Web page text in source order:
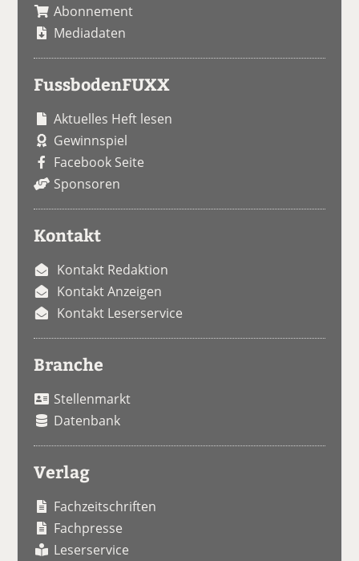
Abonnement
Mediadaten
FussbodenFUXX
Aktuelles Heft lesen
Gewinnspiel
Facebook Seite
Sponsoren
Kontakt
Kontakt Redaktion
Kontakt Anzeigen
Kontakt Leserservice
Branche
Stellenmarkt
Datenbank
Verlag
Fachzeitschriften
Fachpresse
Leserservice